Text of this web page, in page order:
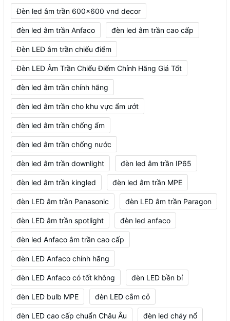
Đèn led âm trần 600x600 vnd decor
đèn led âm trần Anfaco đèn led âm trần cao cấp
Đèn LED âm trần chiếu điểm
Đèn LED Âm Trần Chiếu Điểm Chính Hãng Giá Tốt
đèn led âm trần chính hãng
đèn led âm trần cho khu vực ẩm ướt
đèn led âm trần chống ẩm
đèn led âm trần chống nước
đèn led âm trần downlight đèn led âm trần IP65
đèn led âm trần kingled đèn led âm trần MPE
đèn LED âm trần Panasonic đèn LED âm trần Paragon
đèn LED âm trần spotlight đèn led anfaco
đèn led Anfaco âm trần cao cấp
đèn LED Anfaco chính hãng
đèn LED Anfaco có tốt không đèn LED bền bỉ
đèn LED bulb MPE đèn LED cắm cỏ
đèn LED cao cấp chuẩn Châu Âu đèn led cháy nổ